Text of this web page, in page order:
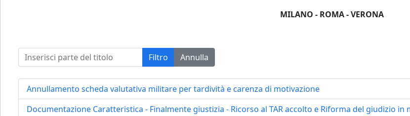
MILANO - ROMA - VERONA
Inserisci parte del titolo Filtro Annulla
Annullamento scheda valutativa militare per tardività e carenza di motivazione
Documentazione Caratteristica - Finalmente giustizia - Ricorso al TAR accolto e Riforma del giudizio in